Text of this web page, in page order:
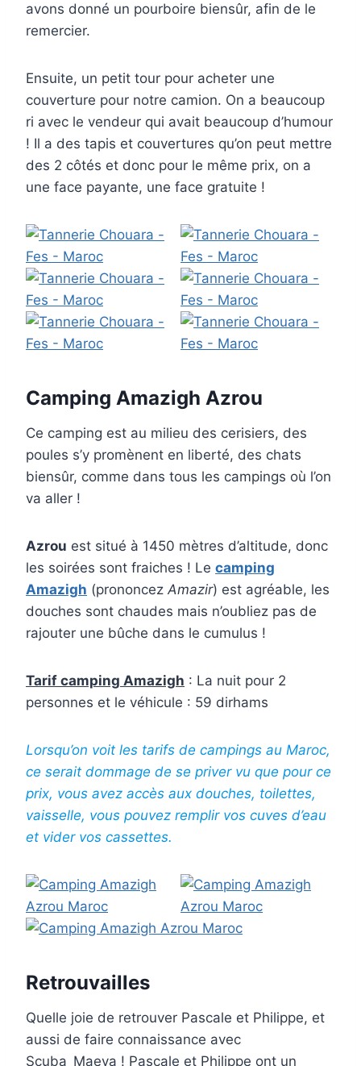
avons donné un pourboire biensûr, afin de le
remercier.
Ensuite, un petit tour pour acheter une
couverture pour notre camion. On a beaucoup
ri avec le vendeur qui avait beaucoup d’humour
! Il a des tapis et couvertures qu’on peut mettre
des 2 côtés et donc pour le même prix, on a
une face payante, une face gratuite !
Camping Amazigh Azrou
Ce camping est au milieu des cerisiers, des
poules s’y promènent en liberté, des chats
biensûr, comme dans tous les campings où l’on
va aller !
Azrou est situé à 1450 mètres d’altitude, donc
les soirées sont fraiches ! Le camping
Amazigh (prononcez Amazir) est agréable, les
douches sont chaudes mais n’oubliez pas de
rajouter une bûche dans le cumulus !
Tarif camping Amazigh : La nuit pour 2
personnes et le véhicule : 59 dirhams
Lorsqu’on voit les tarifs de campings au Maroc,
ce serait dommage de se priver vu que pour ce
prix, vous avez accès aux douches, toilettes,
vaisselle, vous pouvez remplir vos cuves d’eau
et vider vos cassettes.
Retrouvailles
Quelle joie de retrouver Pascale et Philippe, et
aussi de faire connaissance avec
Scuba_Maeva ! Pascale et Philippe ont un